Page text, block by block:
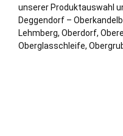
unserer Produktauswahl
Deggendorf –
Lehmberg, Oberdorf,
Oberglasschleife,